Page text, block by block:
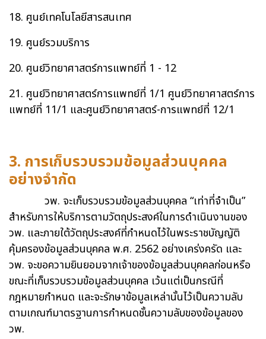
18. ศูนย์เทคโนโลยีสารสนเทศ
19. ศูนย์รวมบริการ
20. ศูนย์วิทยาศาสตร์การแพทย์ที่ 1 - 12
21. ศูนย์วิทยาศาสตร์การแพทย์ที่ 1/1 ศูนย์วิทยาศาสตร์การ
แพทย์ที่ 11/1 และศูนย์วิทยาศาสตร์-การแพทย์ที่ 12/1
3. การเก็บรวบรวมข้อมูลส่วนบุคคล
อย่างจำกัด
วพ. จะเก็บรวบรวมข้อมูลส่วนบุคคล “เท่าที่จำเป็น”
สำหรับการให้บริการตามวัตถุประสงค์ในการดำเนินงานของ
วพ. และภายใต้วัตถุประสงค์ที่กำหนดไว้ในพระราชบัญญัติ
คุ้มครองข้อมูลส่วนบุคคล พ.ศ. 2562 อย่างเคร่งครัด และ
วพ. จะขอความยินยอมจากเจ้าของข้อมูลส่วนบุคคลก่อนหรือ
ขณะที่เก็บรวบรวมข้อมูลส่วนบุคคล เว้นแต่เป็นกรณีที่
กฎหมายกำหนด และจะรักษาข้อมูลเหล่านั้นไว้เป็นความลับ
ตามเกณฑ์มาตรฐานการกำหนดชั้นความลับของข้อมูลของ
วพ.